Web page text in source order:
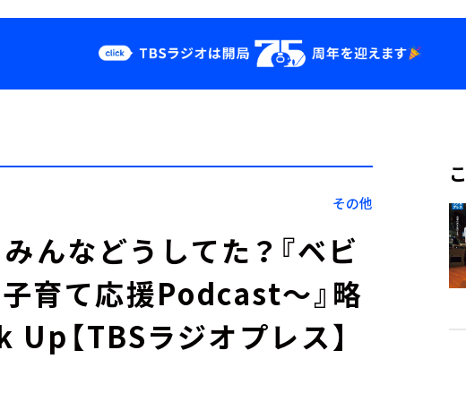
Podcast
YouTube
その他
んなどうしてた？『ベビ
育て応援Podcast～』略
Up【TBSラジオプレス】